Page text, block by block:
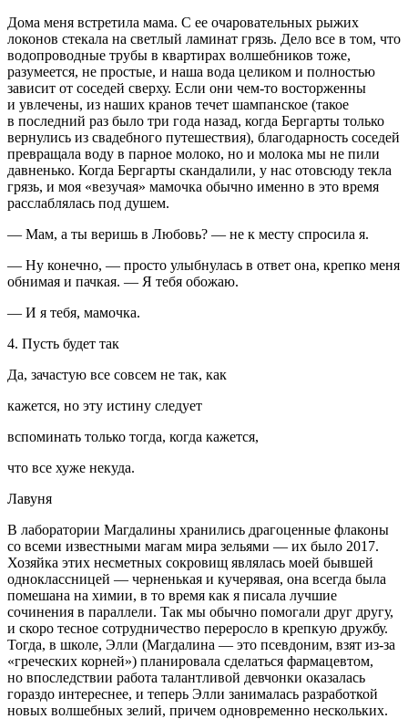
Дома меня встретила мама. С ее очаровательных рыжих
локонов стекала на светлый ламинат грязь. Дело все в том, что
водопроводные трубы в квартирах волшебников тоже,
разумеется, не простые, и наша вода целиком и полностью
зависит от соседей сверху. Если они чем-то восторженны
и увлечены, из наших кранов течет шампанское (такое
в последний раз было три года назад, когда Бергарты только
вернулись из свадебного путешествия), благодарность соседей
превращала воду в парное молоко, но и молока мы не пили
давненько. Когда Бергарты скандалили, у нас отовсюду текла
грязь, и моя «везучая» мамочка обычно именно в это время
расслаблялась под душем.
— Мам, а ты веришь в Любовь? — не к месту спросила я.
— Ну конечно, — просто улыбнулась в ответ она, крепко меня
обнимая и пачкая. — Я тебя обожаю.
— И я тебя, мамочка.
4. Пусть будет так
Да, зачастую все совсем не так, как
кажется, но эту истину следует
вспоминать только тогда, когда кажется,
что все хуже некуда.
Лавуня
В лаборатории Магдалины хранились драгоценные флаконы
со всеми известными магам мира зельями — их было 2017.
Хозяйка этих несметных сокровищ являлась моей бывшей
одноклассницей — черненькая и кучерявая, она всегда была
помешана на химии, в то время как я писала лучшие
сочинения в параллели. Так мы обычно помогали друг другу,
и скоро тесное сотрудничество переросло в крепкую дружбу.
Тогда, в школе, Элли (Магдалина — это псевдоним, взят из-за
«греческих корней») планировала сделаться фармацевтом,
но впоследствии работа талантливой девчонки оказалась
гораздо интереснее, и теперь Элли занималась разработкой
новых волшебных зелий, причем одновременно нескольких.